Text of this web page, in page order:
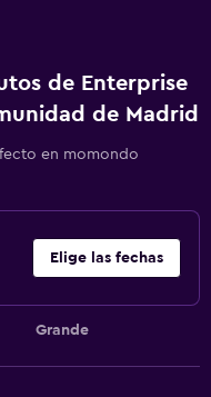
de Enterprise
de Madrid
en momondo
Elige las fechas
Grande